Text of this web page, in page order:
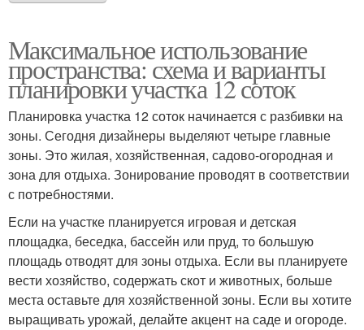
Максимальное использование
пространства: схема и варианты
планировки участка 12 соток
Планировка участка 12 соток начинается с разбивки на
зоны. Сегодня дизайнеры выделяют четыре главные
зоны. Это жилая, хозяйственная, садово-огородная и
зона для отдыха. Зонирование проводят в соответствии
с потребностями.
Если на участке планируется игровая и детская
площадка, беседка, бассейн или пруд, то большую
площадь отводят для зоны отдыха. Если вы планируете
вести хозяйство, содержать скот и животных, больше
места оставьте для хозяйственной зоны. Если вы хотите
выращивать урожай, делайте акцент на саде и огороде.